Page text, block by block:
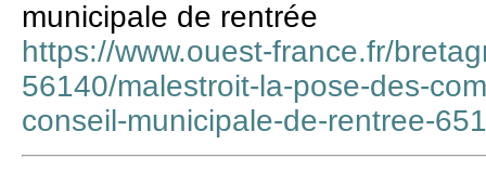
municipale de rentrée
https://www.ouest-france.fr/
56140/malestroit-la-pose-des-
conseil-municipale-de-rentree-